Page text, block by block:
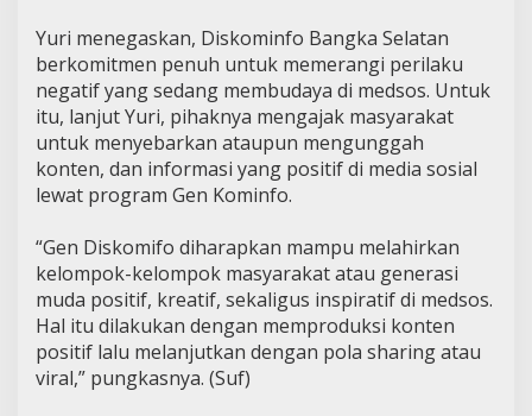
Yuri menegaskan, Diskominfo Bangka Selatan
berkomitmen penuh untuk memerangi perilaku
negatif yang sedang membudaya di medsos. Untuk
itu, lanjut Yuri, pihaknya mengajak masyarakat
untuk menyebarkan ataupun mengunggah
konten, dan informasi yang positif di media sosial
lewat program Gen Kominfo.
“Gen Diskomifo diharapkan mampu melahirkan
kelompok-kelompok masyarakat atau generasi
muda positif, kreatif, sekaligus inspiratif di medsos.
Hal itu dilakukan dengan memproduksi konten
positif lalu melanjutkan dengan pola sharing atau
viral,” pungkasnya. (Suf)